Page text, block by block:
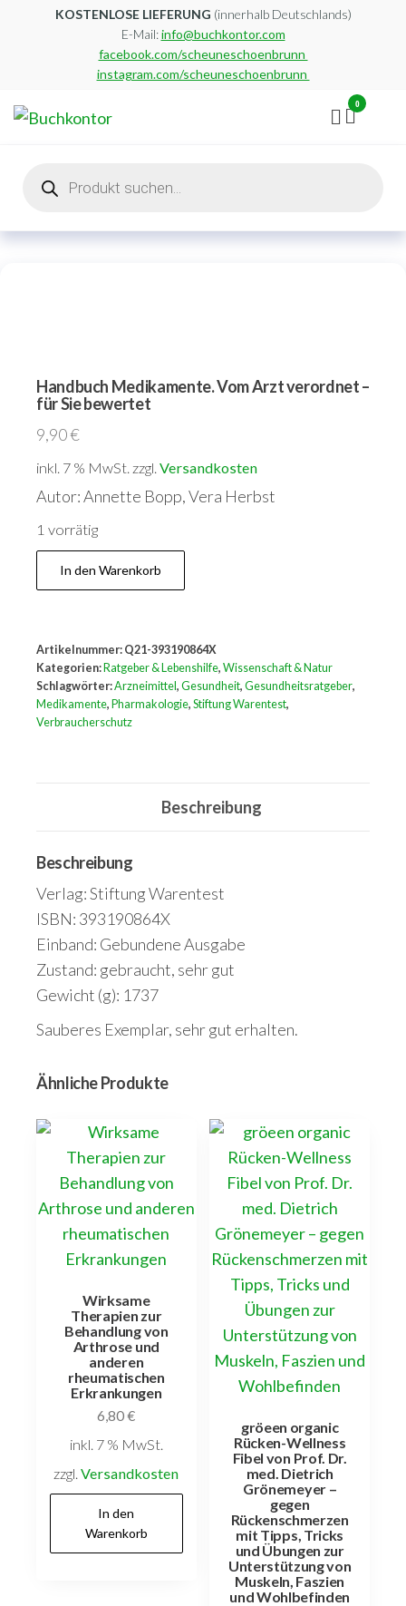
KOSTENLOSE LIEFERUNG (innerhalb Deutschlands)
E-Mail:info@buchkontor.com
facebook.com/scheuneschoenbrunn
instagram.com/scheuneschoenbrunn
0
search
Handbuch Medikamente. Vom Arzt verordnet –
für Sie bewertet
9,90€
inkl. 7 % MwSt. zzgl. Versandkosten
Autor: Annette Bopp, Vera Herbst
1 vorrätig
Handbuch
Medikamente.
verordnet
-
für
In den Warenkorb
Artikelnummer: Q21-393190864X
Kategorien: Ratgeber & Lebenshilfe, Wissenschaft & Natur
Schlagwörter:Arzneimittel , Gesundheit, Gesundheitsratgeber,
Medikamente, Pharmakologie, Stiftung Warentest,
Verbraucherschutz
Beschreibung
Beschreibung
Verlag: Stiftung Warentest
ISBN: 393190864X
Einband: Gebundene Ausgabe
Zustand: gebraucht, sehr gut
Gewicht (g): 1737
Sauberes Exemplar, sehr gut erhalten.
Ähnliche Produkte
Wirksame
Therapien zur
Behandlung von
Arthrose und
anderen
rheumatischen
Erkrankungen
6,80€
inkl. 7 % MwSt.
zzgl.Versandkosten
In den
Warenkorb
gröeen organic
Rücken-Wellness
Fibel von Prof. Dr.
med. Dietrich
Grönemeyer –
gegen
Rückenschmerzen
mit Tipps, Tricks
und Übungen zur
Unterstützung von
Muskeln, Faszien
und Wohlbefinden